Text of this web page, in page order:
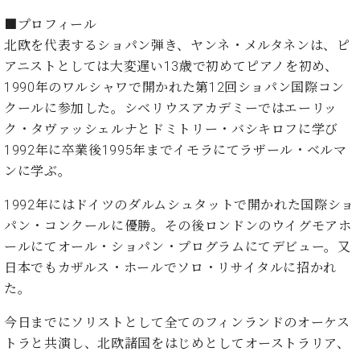
ン
W.
ホ
マ
ン
ヴ
ョ
ン
C.BECHSTEIN
シ
フ
ご
挨
拶
術
者
紹
介
情報
【ユ
ーロ
ノ特
イ
ベ
■プロフィール
北欧を代表するショパン弾き、ヤンネ・メルタネンは、ピ
アニストとしては大変遅い13歳で初めてピアノを初め、
1990年のワルシャワで開かれた第12回ショパン国際コン
クールに参加した。シベリウスアカデミーではエーリッ
ク・タヴァッシェルナとドミトリー・バシキロフに学び
1992年に卒業後1995年までイモラにてラザール・ベルマ
ンに学ぶ。
1992年にはドイツのダルムシュタットで開かれた国際ショ
パン・コンクールに優勝。その後ロンドンのウイグモアホ
ールにてオール・ショパン・プログラムにてデビュー。又
日本でもカザルス・ホールでソロ・リサイタルに招かれ
た。
今日までにソリストとして全てのフィンランドのオーケス
トラと共演し、北欧諸国をはじめとしてオーストラリア、